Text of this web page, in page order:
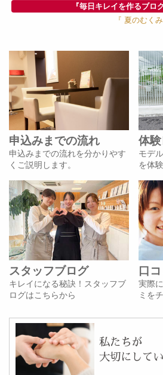
『毎日キレイを作るブロ
『 夏のむく
申込みまでの流れ
申込みまでの流れを分かりやす
くご説明します。
体
モデ
を体
スタッフブログ
キレイになる秘訣！スタッフブ
ログはこちらから
口
実際
ミを
私たちが
大切にして